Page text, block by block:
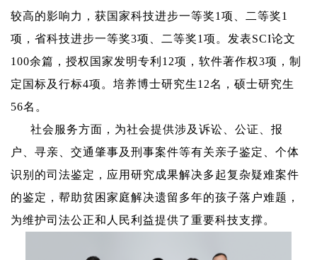
较高的影响力，获国家科技进步一等奖1 项、二等奖1
项，省科技进步一等奖3项、二等奖1 项。发表SCI论文
100余篇，授权国家发明专利 12项，软件著作权3项，制
定国标及行标4项。培养博士研究生1 2名，硕士研究生
56名。
社会服务方面，为社会提供涉及诉讼、公证、报
户、寻亲、交通肇事及刑事案件等有关亲子鉴定、个体
识别的司法鉴定，应用研究成果解决多起复杂疑难案件
的鉴定，帮助贫困家庭解决遗留多年的孩子落户难题，
为维护司法公正和人民利益提供了重要科技支撑。